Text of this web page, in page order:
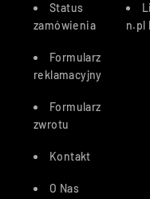
Status
zamówienia
Formularz
reklamacyjny
Formularz
zwrotu
Kontakt
O Nas
n.pl